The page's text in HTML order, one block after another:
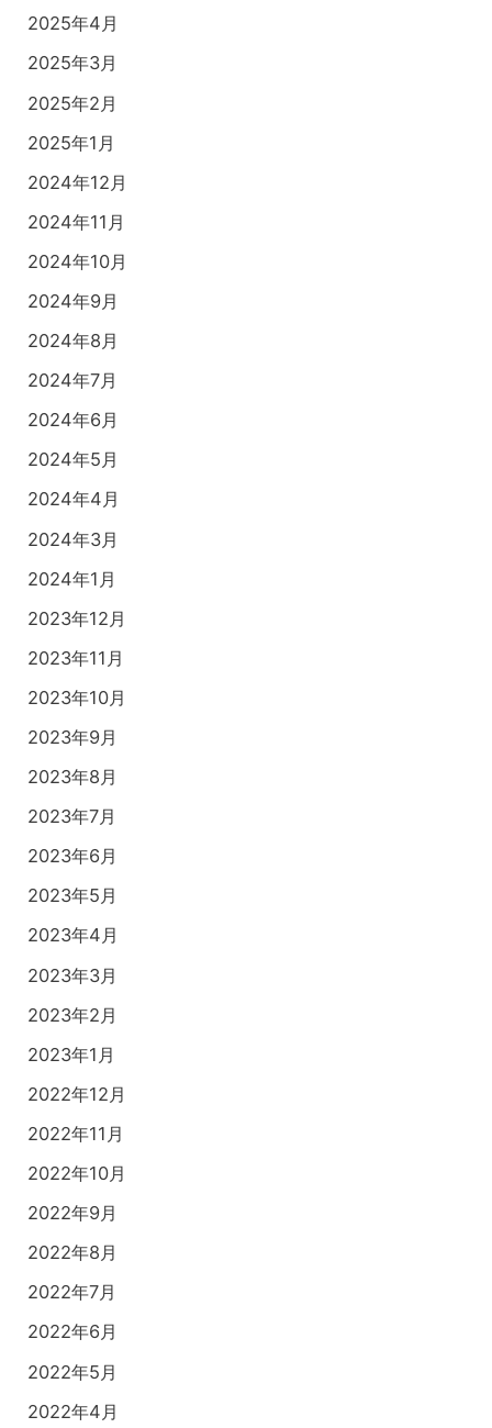
2025年4月
2025年3月
2025年2月
2025年1月
2024年12月
2024年11月
2024年10月
2024年9月
2024年8月
2024年7月
2024年6月
2024年5月
2024年4月
2024年3月
2024年1月
2023年12月
2023年11月
2023年10月
2023年9月
2023年8月
2023年7月
2023年6月
2023年5月
2023年4月
2023年3月
2023年2月
2023年1月
2022年12月
2022年11月
2022年10月
2022年9月
2022年8月
2022年7月
2022年6月
2022年5月
2022年4月